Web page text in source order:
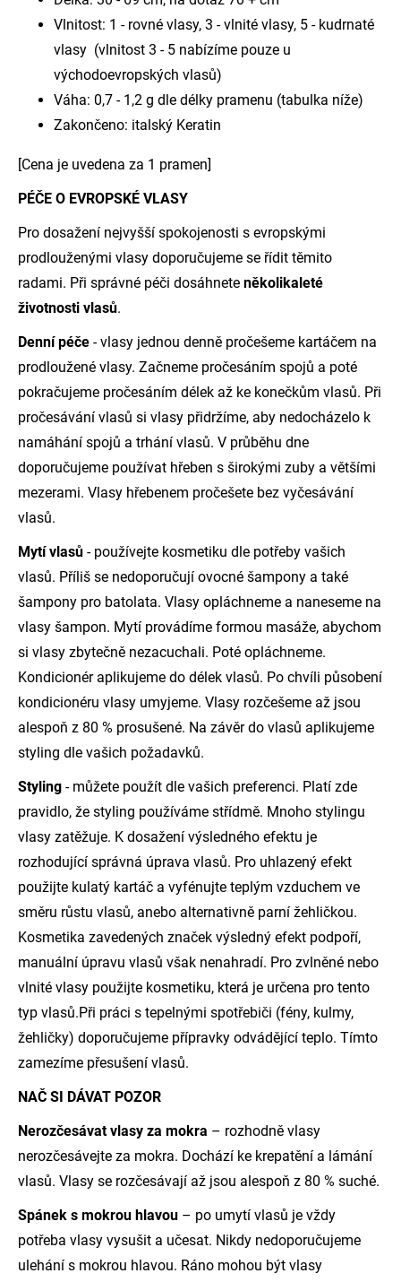
Vlnitost: 1 - rovné vlasy, 3 - vlnité vlasy, 5 - kudrnaté
vlasy (vlnitost 3 - 5 nabízíme pouze u
východoevropských vlasů)
Váha: 0,7 - 1,2 g dle délky pramenu (tabulka níže)
Zakončeno: italský Keratin
[Cena je uvedena za 1 pramen]
PÉČE O EVROPSKÉ VLASY
Pro dosažení nejvyšší spokojenosti s evropskými
prodlouženými vlasy doporučujeme se řídit těmito
radami. Při správné péči dosáhnete několikaleté
životnosti vlasů.
Denní péče - vlasy jednou denně pročešeme kartáčem na
prodloužené vlasy. Začneme pročesáním spojů a poté
pokračujeme pročesáním délek až ke konečkům vlasů. Při
pročesávání vlasů si vlasy přidržíme, aby nedocházelo k
namáhání spojů a trhání vlasů. V průběhu dne
doporučujeme používat hřeben s širokými zuby a většími
mezerami. Vlasy hřebenem pročešete bez vyčesávání
vlasů.
Mytí vlasů - používejte kosmetiku dle potřeby vašich
vlasů. Příliš se nedoporučují ovocné šampony a také
šampony pro batolata. Vlasy opláchneme a naneseme na
vlasy šampon. Mytí provádíme formou masáže, abychom
si vlasy zbytečně nezacuchali. Poté opláchneme.
Kondicionér aplikujeme do délek vlasů. Po chvíli působení
kondicionéru vlasy umyjeme. Vlasy rozčešeme až jsou
alespoň z 80 % prosušené. Na závěr do vlasů aplikujeme
styling dle vašich požadavků.
Styling - můžete použít dle vašich preferenci. Platí zde
pravidlo, že styling používáme střídmě. Mnoho stylingu
vlasy zatěžuje. K dosažení výsledného efektu je
rozhodující správná úprava vlasů. Pro uhlazený efekt
použijte kulatý kartáč a vyfénujte teplým vzduchem ve
směru růstu vlasů, anebo alternativně parní žehličkou.
Kosmetika zavedených značek výsledný efekt podpoří,
manuální úpravu vlasů však nenahradí. Pro zvlněné nebo
vlnité vlasy použijte kosmetiku, která je určena pro tento
typ vlasů.Při práci s tepelnými spotřebiči (fény, kulmy,
žehličky) doporučujeme přípravky odvádějící teplo. Tímto
zamezíme přesušení vlasů.
NAČ SI DÁVAT POZOR
Nerozčesávat vlasy za mokra – rozhodně vlasy
nerozčesávejte za mokra. Dochází ke krepatění a lámání
vlasů. Vlasy se rozčesávají až jsou alespoň z 80 % suché.
Spánek s mokrou hlavou – po umytí vlasů je vždy
potřeba vlasy vysušit a učesat. Nikdy nedoporučujeme
ulehání s mokrou hlavou. Ráno mohou být vlasy